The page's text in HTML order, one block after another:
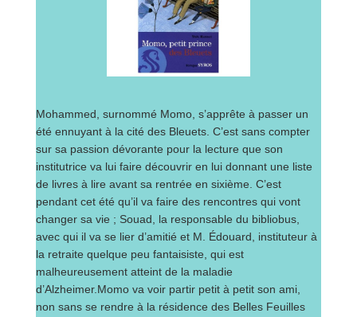
Mohammed, surnommé Momo, s’apprête à passer un
été ennuyant à la cité des Bleuets. C’est sans compter
sur sa passion dévorante pour la lecture que son
institutrice va lui faire découvrir en lui donnant une liste
de livres à lire avant sa rentrée en sixième. C’est
pendant cet été qu’il va faire des rencontres qui vont
changer sa vie ; Souad, la responsable du bibliobus,
avec qui il va se lier d’amitié et M. Édouard, instituteur à
la retraite quelque peu fantaisiste, qui est
malheureusement atteint de la maladie
d’Alzheimer.Momo va voir partir petit à petit son ami,
non sans se rendre à la résidence des Belles Feuilles